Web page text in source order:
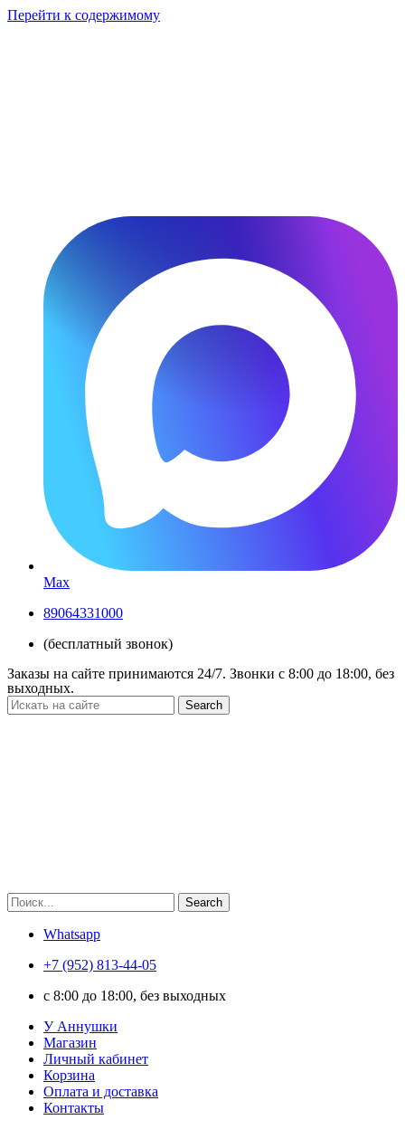
Перейти к содержимому
Max
89064331000
(бесплатный звонок)
Заказы на сайте принимаются 24/7. Звонки c 8:00 до 18:00, без
выходных.
Search
Search
Whatsapp
+7 (952) 813-44-05
c 8:00 до 18:00, без выходных
У Аннушки
Магазин
Личный кабинет
Корзина
Оплата и доставка
Контакты